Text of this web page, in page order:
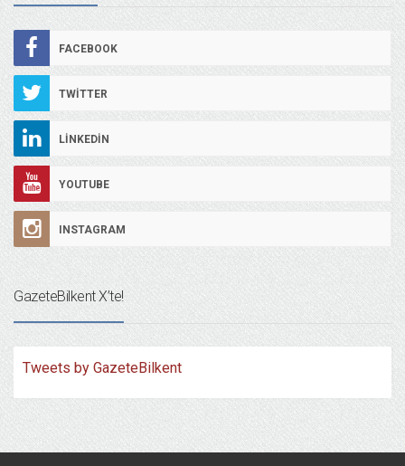
FACEBOOK
TWITTER
LINKEDIN
YOUTUBE
INSTAGRAM
GazeteBilkent X’te!
Tweets by GazeteBilkent